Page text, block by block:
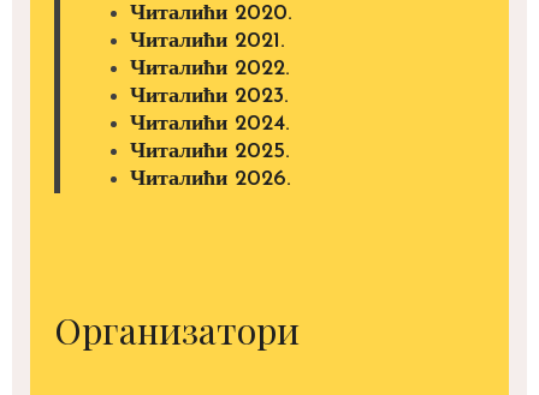
Читалићи 2020.
Читалићи 2021.
Читалићи 2022.
Читалићи 2023.
Читалићи 2024.
Читалићи 2025.
Читалићи 2026.
Организатори